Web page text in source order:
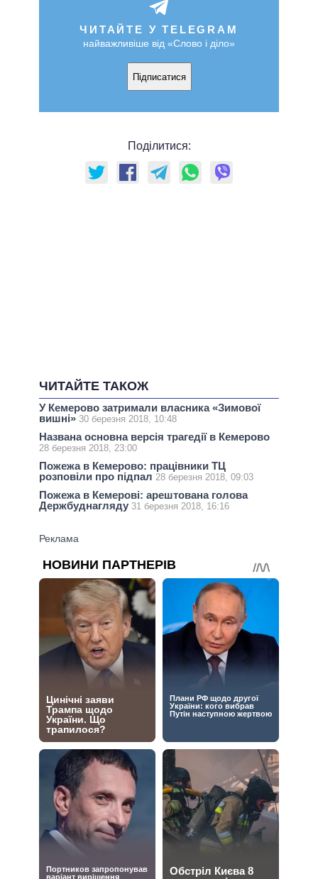
ЧИТАЙТЕ У TELEGRAM
найважливіше від «Слово і діло»
Підписатися
Поділитися:
ЧИТАЙТЕ ТАКОЖ
У Кемерово затримали власника «Зимової
вишні» 30 березня 2018, 10:48
Названа основна версія трагедії в Кемерово
28 березня 2018, 23:00
Пожежа в Кемерово: працівники ТЦ
розповіли про підпал 28 березня 2018, 09:03
Пожежа в Кемерові: арештована голова
Держбуднагляду 31 березня 2018, 16:16